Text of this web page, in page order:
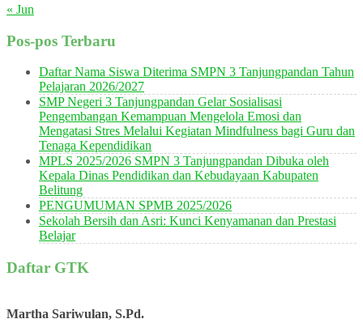
« Jun
Pos-pos Terbaru
Daftar Nama Siswa Diterima SMPN 3 Tanjungpandan Tahun
Pelajaran 2026/2027
SMP Negeri 3 Tanjungpandan Gelar Sosialisasi
Pengembangan Kemampuan Mengelola Emosi dan
Mengatasi Stres Melalui Kegiatan Mindfulness bagi Guru dan
Tenaga Kependidikan
MPLS 2025/2026 SMPN 3 Tanjungpandan Dibuka oleh
Kepala Dinas Pendidikan dan Kebudayaan Kabupaten
Belitung
PENGUMUMAN SPMB 2025/2026
Sekolah Bersih dan Asri: Kunci Kenyamanan dan Prestasi
Belajar
Daftar GTK
Martha Sariwulan, S.Pd.